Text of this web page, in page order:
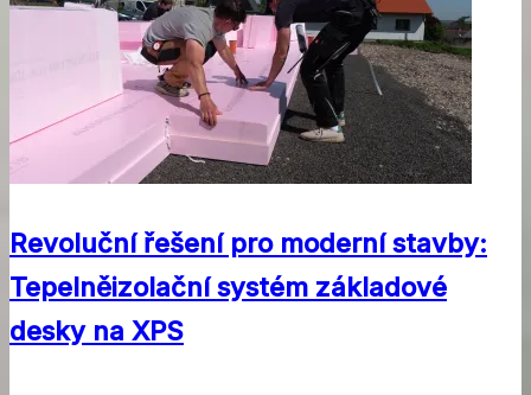
Revoluční řešení pro moderní stavby:
Tepelněizolační systém základové
desky na XPS